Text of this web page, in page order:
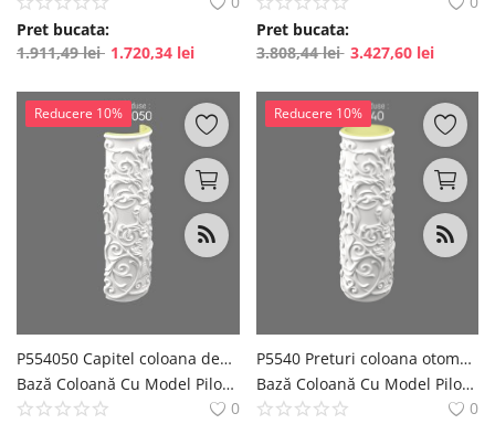
Pret bucata:
1.911,49lei 1.720,34 lei
Pret bucata:
3.808,44lei 3.427,60 lei
Reducere 10%
P554050 Capitel coloana decorativa Doric ,Corintic din poliuretan
Bază Coloană Cu Model Pilon decorativ pentru decorare interioară și exterioară polure
0
Reducere 10%
P5540 Preturi coloana otomana din poliuretan
Bază Coloană Cu Model Pilon decorativ pentru decorare interioară și exterioară polure
0